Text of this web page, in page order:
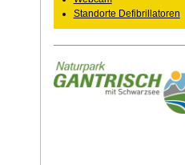
Standorte Defibrillatoren